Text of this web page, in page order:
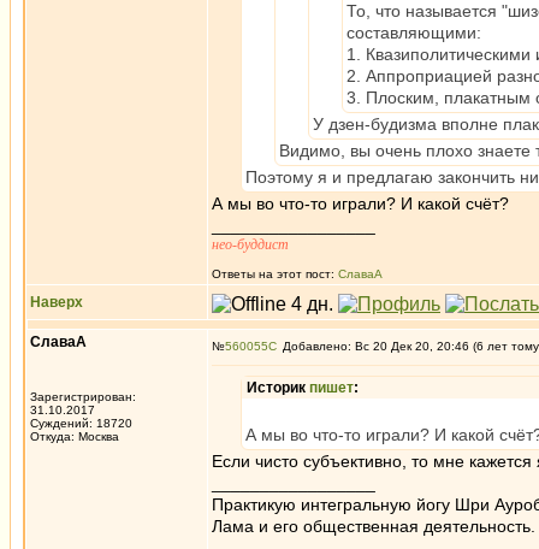
То, что называется
составляющими:
1.
2. Аппроприацией
3. Плоским, плакатным
У дзен-будизма вполне
Видимо, вы очень плохо знаете
Поэтому я и предлагаю закончить
А мы во что-то играли? И какой счёт?
нео-буддист
Ответы на этот пост: СлаваА
Наверх
СлаваА
Зарегистрирован:
31.10.2017
Суждений: 18720
Откуда: Москва
№560055 Добавлено: Вс 20 Дек 20, 20:46 (6 лет
Историк пишет:
А мы во что-то играли? И какой
Если чисто субъективно, то мне
Практикую интегральную йогу Шри
Лама и его общественная деятельность.